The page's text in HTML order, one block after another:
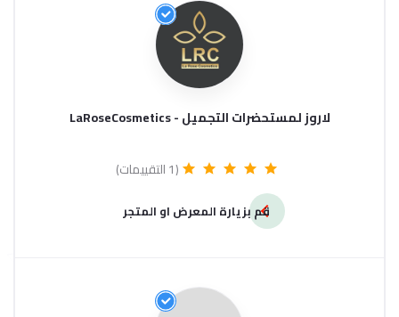
لاروز لمستحضرات التجميل - LaRoseCosmetics
(1 التقييمات)
قم بزيارة المعرض او المتجر